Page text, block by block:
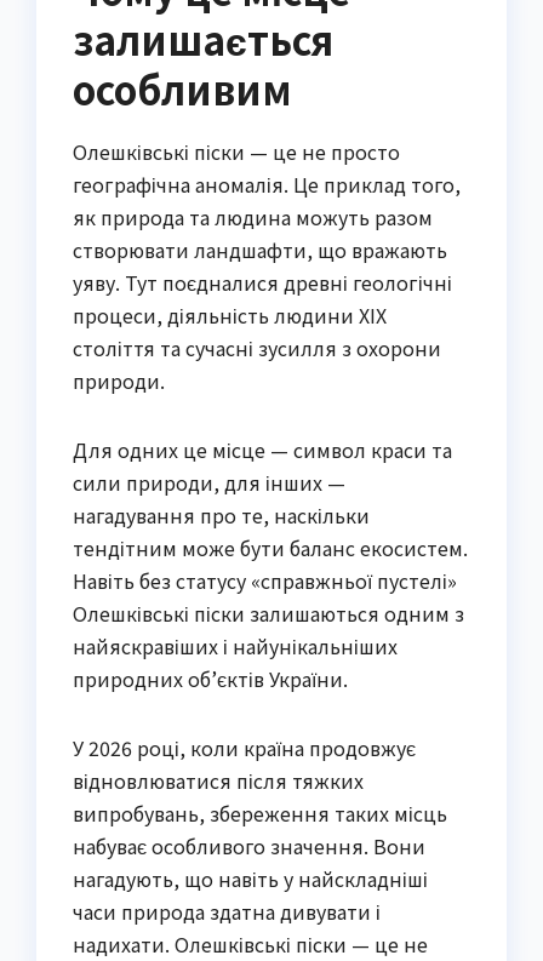
залишається
особливим
Олешківські піски — це не просто
географічна аномалія. Це приклад того,
як природа та людина можуть разом
створювати ландшафти, що вражають
уяву. Тут поєдналися древні геологічні
процеси, діяльність людини XIX
століття та сучасні зусилля з охорони
природи.
Для одних це місце — символ краси та
сили природи, для інших —
нагадування про те, наскільки
тендітним може бути баланс екосистем.
Навіть без статусу «справжньої пустелі»
Олешківські піски залишаються одним з
найяскравіших і найунікальніших
природних об’єктів України.
У 2026 році, коли країна продовжує
відновлюватися після тяжких
випробувань, збереження таких місць
набуває особливого значення. Вони
нагадують, що навіть у найскладніші
часи природа здатна дивувати і
надихати. Олешківські піски — це не